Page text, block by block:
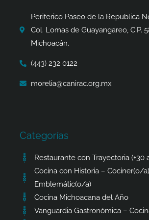
k
-
f
a
m
e
r
Periferico Paseo de la Republica
Col. Lomas de Guayangareo, C.P.
Michoacán.
(443) 232 0122
morelia@canirac.org.mx
Categorías
Restaurante con Trayectoria (+30
Cocina con Historia – Cociner(o/a)
Emblemátic(o/a)
Cocina Michoacana del Año
Vanguardia Gastronómica –